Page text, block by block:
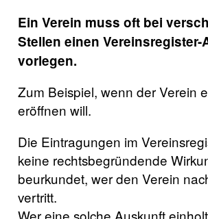
Ein Verein muss oft bei
Stellen einen Vereinsregister-
vorlegen.
Zum Beispiel, wenn der Verein
eröffnen will.
Die Eintragungen im
keine rechtsbegründende
beurkundet, wer den Verein
vertritt.